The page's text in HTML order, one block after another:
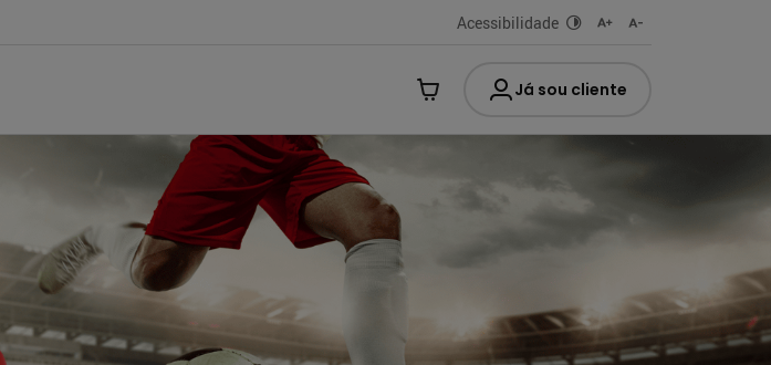
Acessibilidade
Já sou cliente